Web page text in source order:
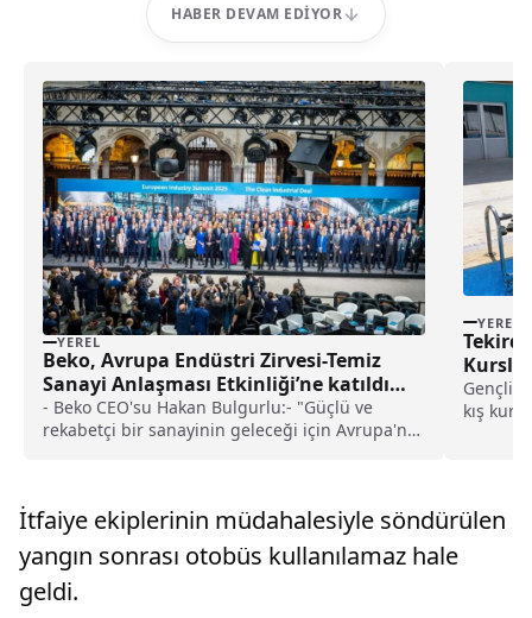
HABER DEVAM EDIYOR
YEREL
Beko, Avrupa Endüstri Zirvesi-Temiz
Sanayi Anlaşması Etkinliği’ne katıldı
haberi
- Beko CEO'su Hakan Bulgurlu:- "Güçlü ve
rekabetçi bir sanayinin geleceği için Avrupa'nın
YEREL
Gençlik
kış
İtfaiye ekiplerinin müdahalesiyle söndürülen
yangın sonrası otobüs kullanılamaz hale
geldi.